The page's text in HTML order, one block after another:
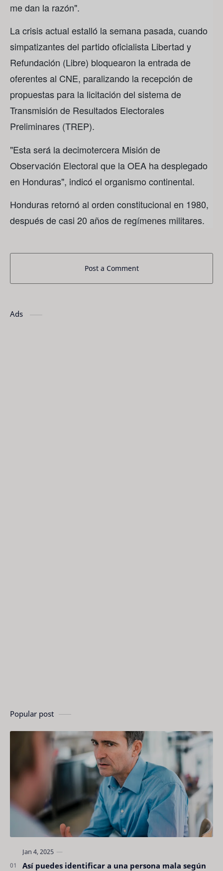
me dan la razón".
La crisis actual estalló la semana pasada, cuando
simpatizantes del partido oficialista Libertad y
Refundación (Libre) bloquearon la entrada de
oferentes al CNE, paralizando la recepción de
propuestas para la licitación del sistema de
Transmisión de Resultados Electorales
Preliminares (TREP).
"Esta será la decimotercera Misión de
Observación Electoral que la OEA ha desplegado
en Honduras", indicó el organismo continental.
Honduras retornó al orden constitucional en 1980,
después de casi 20 años de regímenes militares.
Post a Comment
Ads
Popular post
Así puedes identificar a una persona mala según